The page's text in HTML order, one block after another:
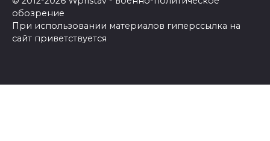
обозрение
При использовании материалов гиперссылка на
сайт приветствуется